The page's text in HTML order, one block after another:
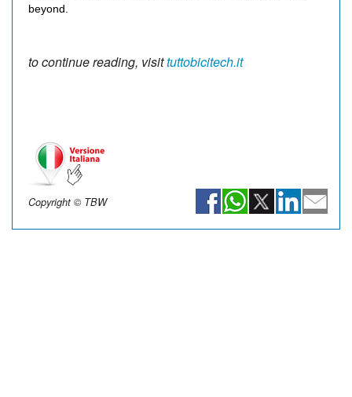
beyond.
to continue reading, visittuttobicitech.it
Copyright © TBW